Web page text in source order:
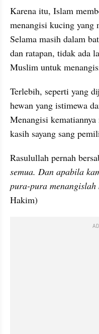
Karena itu, Islam
menangisi kucing yang
Selama masih dalam
dan ratapan, tidak ada
Muslim untuk
Terlebih, seperti yang
hewan yang istimewa
Menangisi
kasih sayang sang
Rasulullah pernah
semua. Dan apabila
pura-pura menangislah
Hakim)